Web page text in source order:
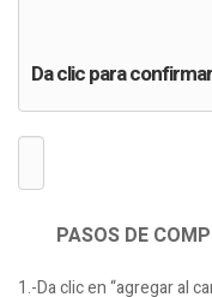
Da clic para
PASOS DE
1.-Da clic en “agregar al